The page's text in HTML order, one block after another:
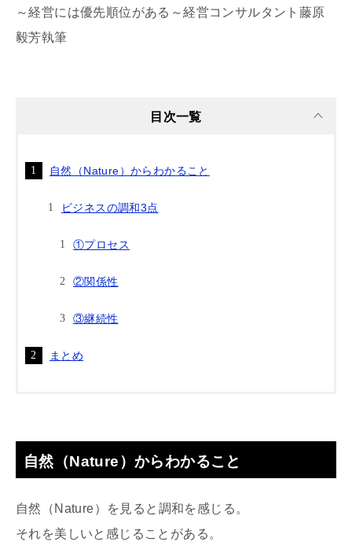
～経営には優先順位がある～経営コンサルタント藤原
毅芳執筆
目次一覧
自然（Nature）からわかること
ビジネスの調和3点
①プロセス
②関係性
③継続性
まとめ
自然（Nature）からわかること
自然（Nature）を見ると調和を感じる。
それを美しいと感じることがある。